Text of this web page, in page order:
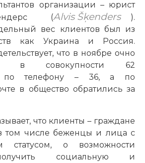
организации – юрист
(Alvis Šķenders
).
вес клиентов был из
как Украина и Россия.
что в ноябре очно
в совокупности 62
по телефону – 36, а по
в общество обратились за
что клиенты – граждане
в том числе беженцы и лица с
статусом, о возможности
социальную и